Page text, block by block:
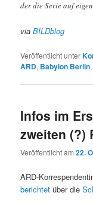
der die Serie auf
viaBILDblog
Veröffentlicht unter
ARD, Babylon Berlin
Infos im
zweiten (?)
Veröffentlicht am22.
ARD-
berichtet über die